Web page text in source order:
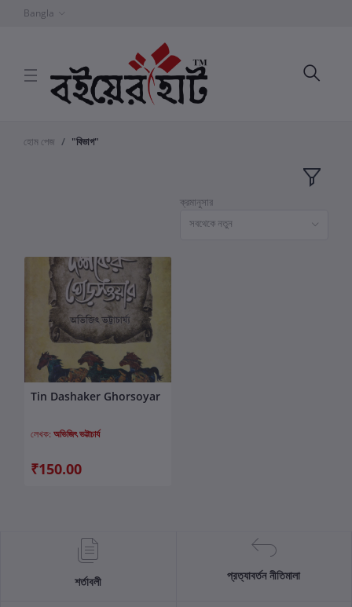
Bangla
হোম পেজ "বিভাগ"
ক্রমানুসার
সবথেকে নতুন
কার্টে যোগ করুন
Tin Dashaker Ghorsoyar
লেখক: অভিজিৎ ভট্টাচার্য
₹150.00
শর্তাবলী প্রত্যাবর্তন নীতিমালা